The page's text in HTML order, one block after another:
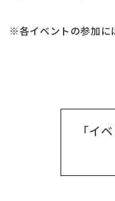
※各イベントの参加に
「イ